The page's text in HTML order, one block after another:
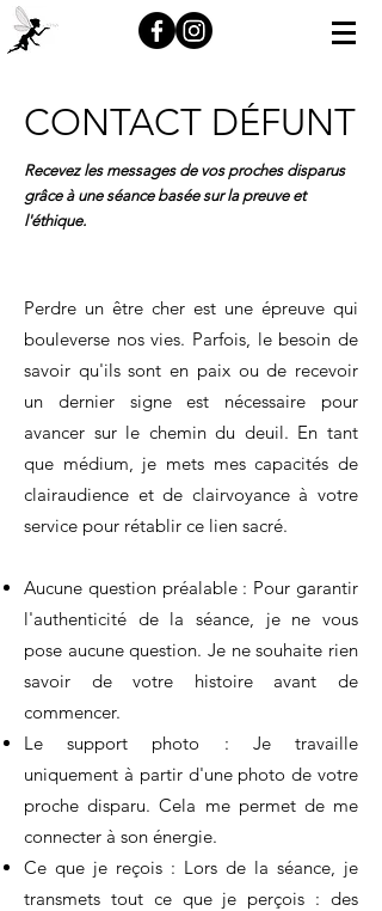
CONTACT DÉFUNT
Recevez les messages de vos proches disparus
grâce à une séance basée sur la preuve et
l'éthique.
Perdre un être cher est une épreuve qui
bouleverse nos vies. Parfois, le besoin de
savoir qu'ils sont en paix ou de recevoir
un dernier signe est nécessaire pour
avancer sur le chemin du deuil. En tant
que médium, je mets mes capacités de
clairaudience et de clairvoyance à votre
service pour rétablir ce lien sacré.
Aucune question préalable : Pour garantir
l'authenticité de la séance, je ne vous
pose aucune question. Je ne souhaite rien
savoir de votre histoire avant de
commencer.
Le support photo : Je travaille
uniquement à partir d'une photo de votre
proche disparu. Cela me permet de me
connecter à son énergie.
Ce que je reçois : Lors de la séance, je
transmets tout ce que je perçois : des